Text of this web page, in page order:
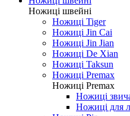
Ножиці швейні
Ножиці Tiger
Ножиці Jin Cai
Ножиці Jin Jian
Ножиці De Xian
Ножиці Taksun
Ножиці Premax
Ножиці Premax
Ножиці
Ножиці для